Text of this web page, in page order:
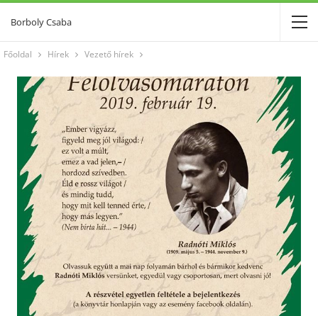
Borboly Csaba
Főoldal Hírek Vezető hírek